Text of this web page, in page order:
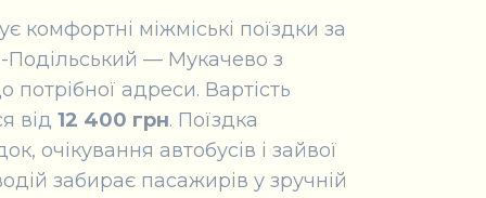
комфортні міжміські поїздки за
— Мукачево з
адреси. Вартість
від 12 400 грн. Поїздка
очікування автобусів і зайвої
забирає пасажирів у зручній